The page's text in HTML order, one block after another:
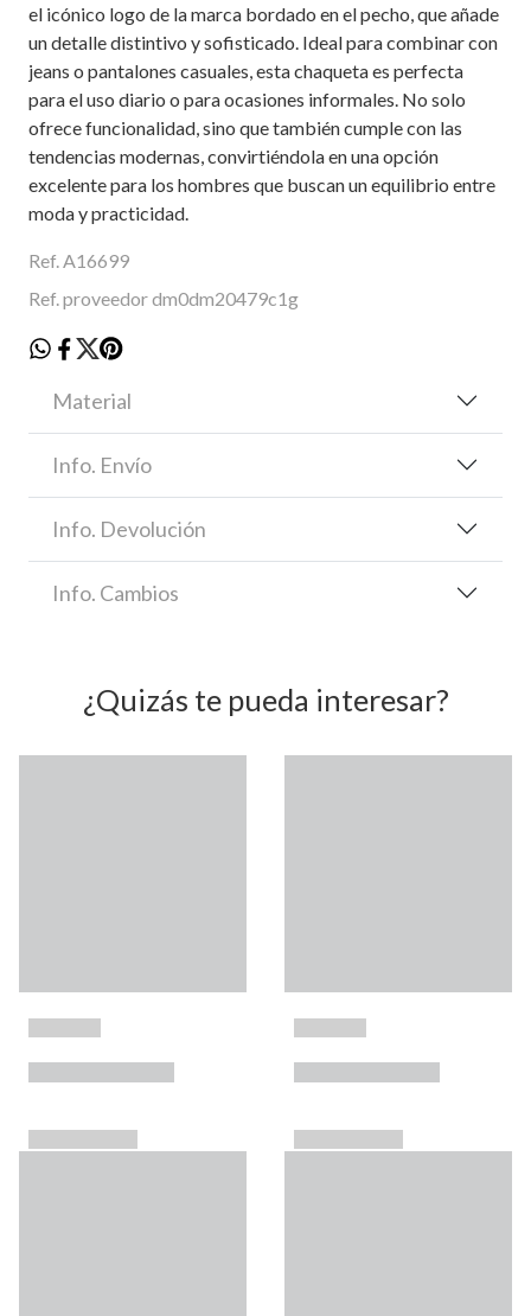
el icónico logo de la marca bordado en el pecho, que añade
un detalle distintivo y sofisticado. Ideal para combinar con
jeans o pantalones casuales, esta chaqueta es perfecta
para el uso diario o para ocasiones informales. No solo
ofrece funcionalidad, sino que también cumple con las
tendencias modernas, convirtiéndola en una opción
excelente para los hombres que buscan un equilibrio entre
moda y practicidad.
Ref. A16699
Ref. proveedor dm0dm20479c1g
Material
Info. Envío
Info. Devolución
Info. Cambios
¿Quizás te pueda interesar?